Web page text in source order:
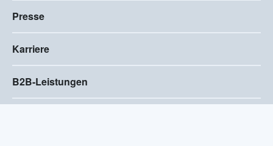
Presse
Karriere
B2B-Leistungen